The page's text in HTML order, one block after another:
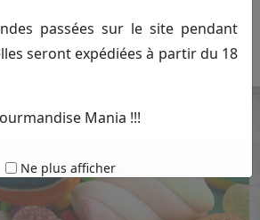
passées sur le site pendant
seront expédiées à partir du 18
Mania !!!
Ne plus afficher